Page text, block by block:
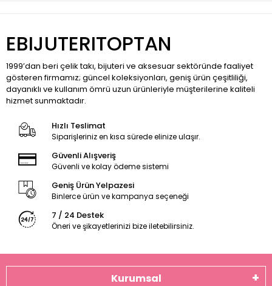
EBIJUTERITOPTAN
1999’dan beri çelik takı, bijuteri ve aksesuar sektöründe faaliyet
gösteren firmamız; güncel koleksiyonları, geniş ürün çeşitliliği,
dayanıklı ve kullanım ömrü uzun ürünleriyle müşterilerine kaliteli
hizmet sunmaktadır.
Hızlı Teslimat
Siparişleriniz en kısa sürede elinize ulaşır.
Güvenli Alışveriş
Güvenli ve kolay ödeme sistemi
Geniş Ürün Yelpazesi
Binlerce ürün ve kampanya seçeneği
7 / 24 Destek
Öneri ve şikayetlerinizi bize iletebilirsiniz.
Kurumsal